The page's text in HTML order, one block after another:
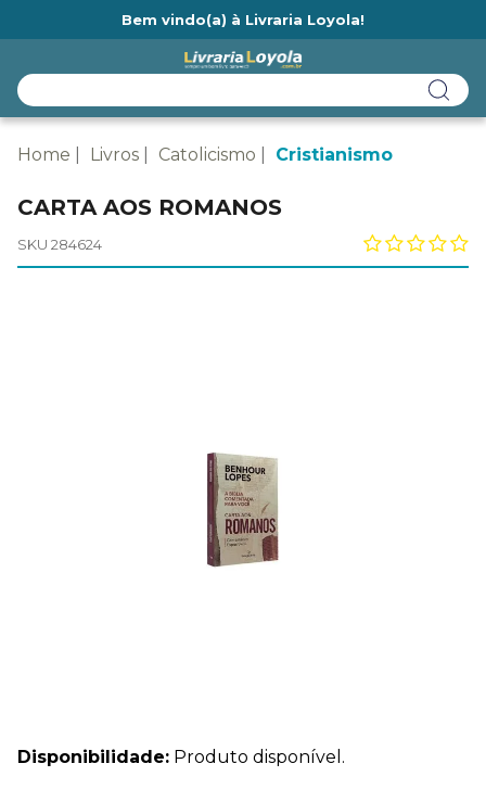
Bem vindo(a) à Livraria Loyola!
Home Livros Catolicismo Cristianismo
CARTA AOS ROMANOS
SKU 284624
Disponibilidade: Produto disponível.